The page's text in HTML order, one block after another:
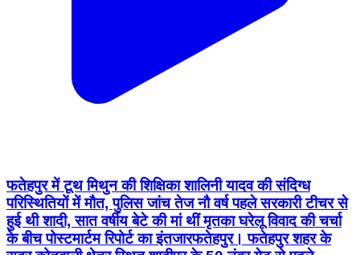
फतेहपुर में टूथ मिथुन की शिक्षिका शालिनी यादव की संदिग्ध
परिस्थितियों में मौत, पुलिस जांच तेज नौ वर्ष पहले सरकारी टीचर से
हुई थी शादी, सात वर्षीय बेटे की मां थीं मृतका घरेलू विवाद की चर्चा
के बीच पोस्टमार्टम रिपोर्ट का इंतजार ​फतेहपुर। फतेहपुर शहर के